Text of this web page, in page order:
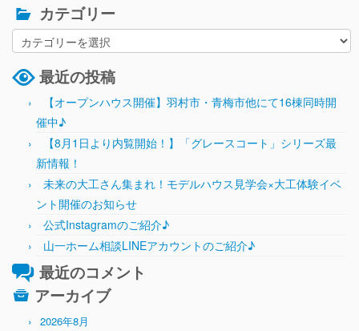
カテゴリー
最近の投稿
【オープンハウス開催】羽村市・青梅市他にて16棟同時開
催中♪
【8月1日より内覧開始！】「グレースコート」シリーズ最
新情報！
未来の大工さん集まれ！モデルハウス見学会×大工体験イベ
ント開催のお知らせ
公式Instagramのご紹介♪
山一ホーム相談LINEアカウントのご紹介♪
最近のコメント
アーカイブ
2026年8月